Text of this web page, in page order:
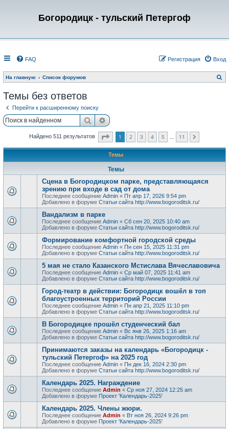
Богородицк - тульский Петергоф
FAQ Вход
Регистрация
На главную Список форумов
о
Темы без ответов
Перейти к расширенному поиску
ПоискРасширенный поиск
Найдено 511 результатов Страница из
1 2 3 4 5 11
Темы
Темы
Сцена в Богородицком парке, представляющаяся
зрению при входе в сад от дома
Последнее сообщение Admin « Пт апр 17, 2026 9:54 pm
Добавлено в форуме Статьи сайта http://www.bogoroditsk.ru/
Вандализм в парке
Последнее сообщение Admin « Сб сен 20, 2025 10:40 am
Добавлено в форуме Статьи сайта http://www.bogoroditsk.ru/
Формирование комфортной городской среды
Последнее сообщение Admin « Пн сен 15, 2025 11:31 pm
Добавлено в форуме Статьи сайта http://www.bogoroditsk.ru/
5 мая не стало Казанского Мстислава Вячеславовича
Последнее сообщение Admin « Ср май 07, 2025 11:41 am
Добавлено в форуме Статьи сайта http://www.bogoroditsk.ru/
Город-театр в действии: Богородицк вошёл в топ
благоустроенных территорий России
Последнее сообщение Admin « Пн апр 21, 2025 11:10 pm
Добавлено в форуме Статьи сайта http://www.bogoroditsk.ru/
В Богородицке прошёл студенческий бал
Последнее сообщение Admin « Вс янв 26, 2025 1:16 am
Добавлено в форуме Статьи сайта http://www.bogoroditsk.ru/
Принимаются заказы на календарь «Богородицк -
тульский Петергоф» на 2025 год
Последнее сообщение Admin « Пн дек 16, 2024 2:30 pm
Добавлено в форуме Статьи сайта http://www.bogoroditsk.ru/
Календарь 2025. Награждение
Последнее сообщение Admin « Ср ноя 27, 2024 12:25 am
Добавлено в форуме Проект 'Календарь-2025'
Календарь 2025. Члены жюри.
Последнее сообщение Admin « Вт ноя 26, 2024 9:26 pm
Добавлено в форуме Проект 'Календарь-2025'